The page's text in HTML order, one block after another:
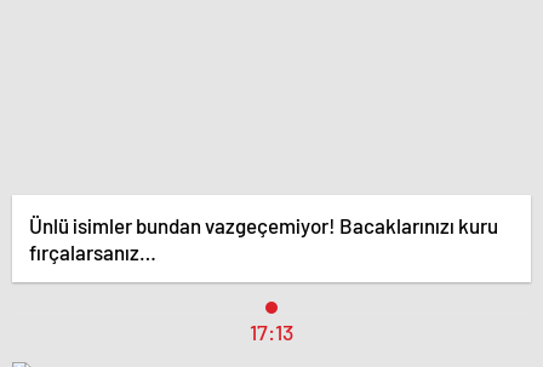
Ünlü isimler bundan vazgeçemiyor! Bacaklarınızı kuru
fırçalarsanız…
17:13